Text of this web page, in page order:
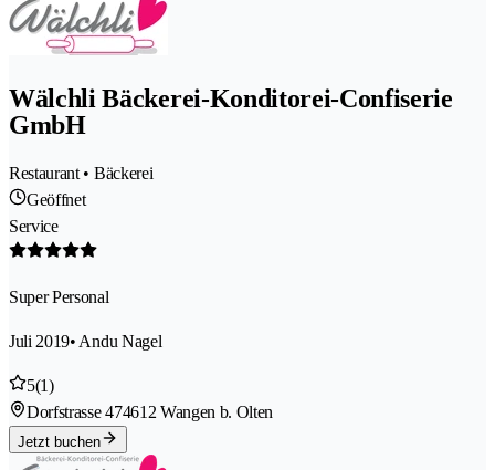
Wälchli Bäckerei-Konditorei-Confiserie
GmbH
Restaurant • Bäckerei
Geöffnet
Service
Super Personal
Juli 2019• Andu Nagel
5(1)
Dorfstrasse 474612 Wangen b. Olten
Jetzt buchen